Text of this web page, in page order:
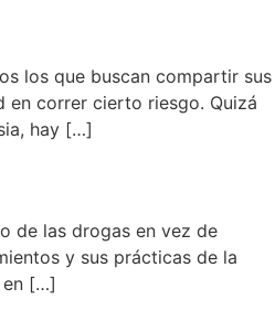
los que buscan compartir sus
en correr cierto riesgo. Quizá
hay […]
de las drogas en vez de
y sus prácticas de la
en […]